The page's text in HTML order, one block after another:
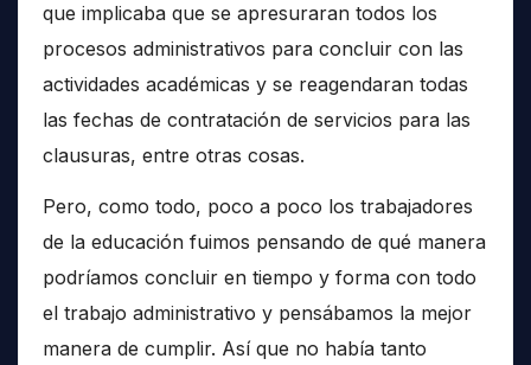
que implicaba que se apresuraran todos los
procesos administrativos para concluir con las
actividades académicas y se reagendaran todas
las fechas de contratación de servicios para las
clausuras, entre otras cosas.
Pero, como todo, poco a poco los trabajadores
de la educación fuimos pensando de qué manera
podríamos concluir en tiempo y forma con todo
el trabajo administrativo y pensábamos la mejor
manera de cumplir. Así que no había tanto